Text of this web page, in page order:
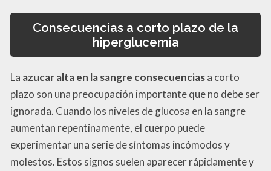
Consecuencias a corto plazo de la
hiperglucemia
La azucar alta en la sangre consecuenciasa corto
plazo son una preocupación importante que no debe ser
ignorada. Cuando los niveles de glucosa en la sangre
aumentan repentinamente, el cuerpo puede
experimentar una serie de síntomas incómodos y
molestos. Estos signos suelen aparecer rápidamente y